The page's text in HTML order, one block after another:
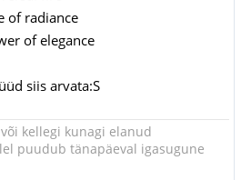
of radiance
of elegance
siis arvata:S
kellegi kunagi elanud
puudub tänapäeval igasugune